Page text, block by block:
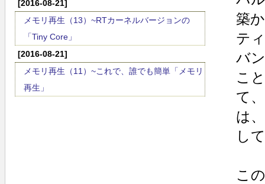
[2016-08-21]
メモリ再生（13）~RTカーネルバージョンの
「Tiny Core」
[2016-08-21]
メモリ再生（11）~これで、誰でも簡単「メモリ
再生」
築
テ
バ
こ
て
は
し
こ